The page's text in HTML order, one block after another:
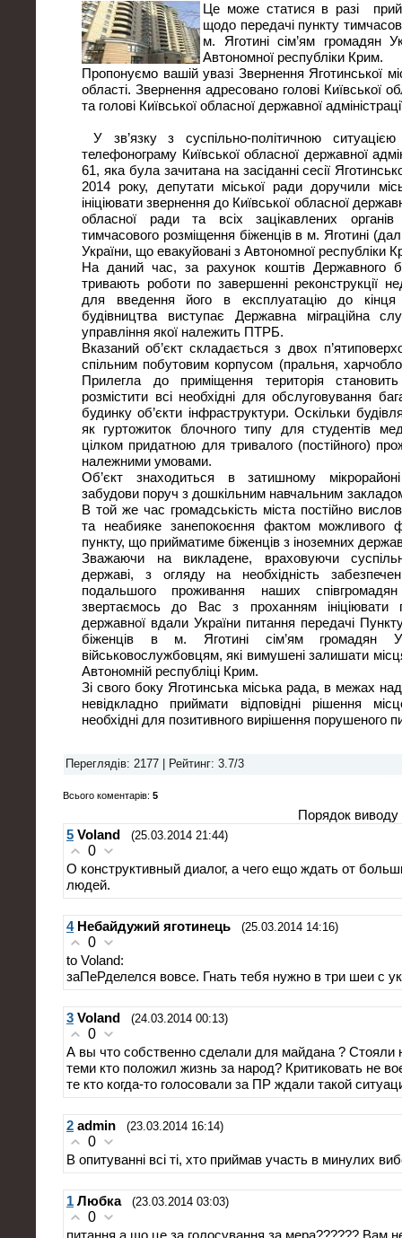
Це може статися в разі
щодо передачі пункту
м. Яготині сім’ям громадян
Автономної республіки Крим.
Пропонуємо вашій увазі Звернення Яготинської
області. Звернення адресовано голові Київської
та голові Київської обласної державної
У зв’язку з суспільно-політичною
телефонограму Київської обласної державної
61, яка була зачитана на засіданні сесії
2014 року, депутати міської ради доручили
ініціювати звернення до Київської обласної
обласної ради та всіх зацікавлених
тимчасового розміщення біженців в м. Яготині
України, що евакуйовані з Автономної республіки
На даний час, за рахунок коштів Державного
тривають роботи по завершенні реконструкції
для введення його в експлуатацію до
будівництва виступає Державна міграційна
управління якої належить ПТРБ.
Вказаний об’єкт складається з двох
спільним побутовим корпусом (пральня,
Прилегла до приміщення територія
розмістити всі необхідні для обслуговування
будинку об’єкти інфраструктури. Оскільки
як гуртожиток блочного типу для студентів
цілком придатною для тривалого (постійного)
належними умовами.
Об’єкт знаходиться в затишному
забудови поруч з дошкільним навчальним
В той же час громадськість міста постійно
та неабияке занепокоєння фактом можливого
пункту, що прийматиме біженців з іноземних
Зважаючи на викладене, враховуючи
державі, з огляду на необхідність
подальшого проживання наших
звертаємось до Вас з проханням
державної вдали України питання передачі
біженців в м. Яготині сім’ям громадян
військовослужбовцям, які вимушені залишати
Автономній республіці Крим.
Зі свого боку Яготинська міська рада, в межах
невідкладно приймати відповідні рішення
необхідні для позитивного вирішення порушеного
Переглядів: 2177 | Рейтинг: 3.7/3
Всього коментарів: 5
Порядок виводу
5 Voland (25.03.2014 21:44)
0
О конструктивный диалог, а чего ещо ждать от
людей.
4 Небайдужий яготинець (25.03.2014 14:16)
0
to Voland:
заПеРделелся вовсе. Гнать тебя нужно в три шеи с
3 Voland (24.03.2014 00:13)
0
А вы что собственно сделали для майдана ? Стояли
теми кто положил жизнь за народ? Критиковать не
те кто когда-то голосовали за ПР ждали такой
2 admin (23.03.2014 16:14)
0
В опитуванні всі ті, хто приймав участь в минулих
1 Любка (23.03.2014 03:03)
0